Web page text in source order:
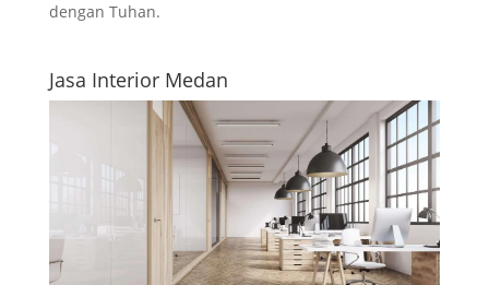
dengan Tuhan.
Jasa Interior Medan